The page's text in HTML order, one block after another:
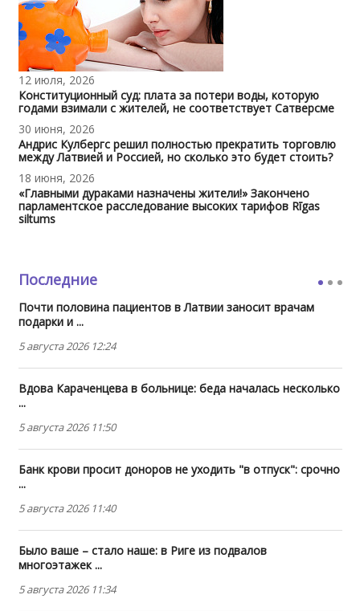
12 июля, 2026
Конституционный суд: плата за потери воды, которую
годами взимали с жителей, не соответствует Сатверсме
30 июня, 2026
Андрис Кулбергс решил полностью прекратить торговлю
между Латвией и Россией, но сколько это будет стоить?
18 июня, 2026
«Главными дураками назначены жители!» Закончено
парламентское расследование высоких тарифов Rīgas
siltums
Последние
Почти половина пациентов в Латвии заносит врачам
подарки и ...
5 августа 2026 12:24
Вдова Караченцева в больнице: беда началась несколько
...
5 августа 2026 11:50
Банк крови просит доноров не уходить "в отпуск": срочно
...
5 августа 2026 11:40
Было ваше – стало наше: в Риге из подвалов
многоэтажек ...
5 августа 2026 11:34